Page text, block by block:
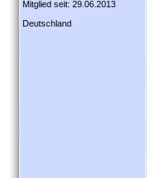
Mitglied seit: 29.06.2013
Deutschland